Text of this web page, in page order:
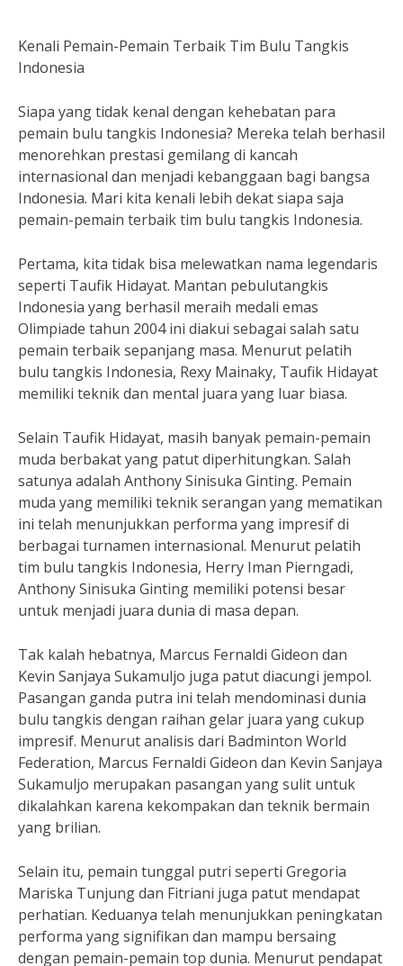
Kenali Pemain-Pemain Terbaik Tim Bulu Tangkis
Indonesia
Siapa yang tidak kenal dengan kehebatan para
pemain bulu tangkis Indonesia? Mereka telah berhasil
menorehkan prestasi gemilang di kancah
internasional dan menjadi kebanggaan bagi bangsa
Indonesia. Mari kita kenali lebih dekat siapa saja
pemain-pemain terbaik tim bulu tangkis Indonesia.
Pertama, kita tidak bisa melewatkan nama legendaris
seperti Taufik Hidayat. Mantan pebulutangkis
Indonesia yang berhasil meraih medali emas
Olimpiade tahun 2004 ini diakui sebagai salah satu
pemain terbaik sepanjang masa. Menurut pelatih
bulu tangkis Indonesia, Rexy Mainaky, Taufik Hidayat
memiliki teknik dan mental juara yang luar biasa.
Selain Taufik Hidayat, masih banyak pemain-pemain
muda berbakat yang patut diperhitungkan. Salah
satunya adalah Anthony Sinisuka Ginting. Pemain
muda yang memiliki teknik serangan yang mematikan
ini telah menunjukkan performa yang impresif di
berbagai turnamen internasional. Menurut pelatih
tim bulu tangkis Indonesia, Herry Iman Pierngadi,
Anthony Sinisuka Ginting memiliki potensi besar
untuk menjadi juara dunia di masa depan.
Tak kalah hebatnya, Marcus Fernaldi Gideon dan
Kevin Sanjaya Sukamuljo juga patut diacungi jempol.
Pasangan ganda putra ini telah mendominasi dunia
bulu tangkis dengan raihan gelar juara yang cukup
impresif. Menurut analisis dari Badminton World
Federation, Marcus Fernaldi Gideon dan Kevin Sanjaya
Sukamuljo merupakan pasangan yang sulit untuk
dikalahkan karena kekompakan dan teknik bermain
yang brilian.
Selain itu, pemain tunggal putri seperti Gregoria
Mariska Tunjung dan Fitriani juga patut mendapat
perhatian. Keduanya telah menunjukkan peningkatan
performa yang signifikan dan mampu bersaing
dengan pemain-pemain top dunia. Menurut pendapat